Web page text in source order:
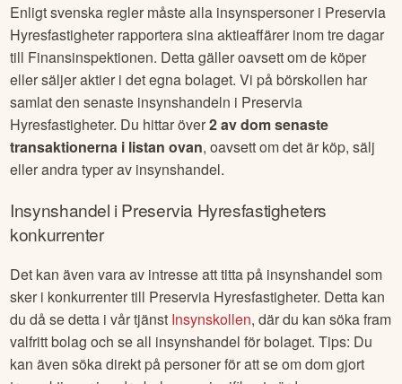
Enligt svenska regler måste alla insynspersoner i Preservia
Hyresfastigheter rapportera sina aktieaffärer inom tre dagar
till Finansinspektionen. Detta gäller oavsett om de köper
eller säljer aktier i det egna bolaget. Vi på börskollen har
samlat den senaste insynshandeln i Preservia
Hyresfastigheter. Du hittar över2av dom senaste
transaktionerna i listan ovan, oavsett om det är köp, sälj
eller andra typer av insynshandel.
Insynshandel iPreservia Hyresfastigheters
konkurrenter
Det kan även vara av intresse att titta på insynshandel som
sker i konkurrenter till Preservia Hyresfastigheter. Detta kan
du då se detta i vår tjänst Insynskollen, där du kan söka fram
valfritt bolag och se all insynshandel för bolaget. Tips: Du
kan även söka direkt på personer för att se om dom gjort